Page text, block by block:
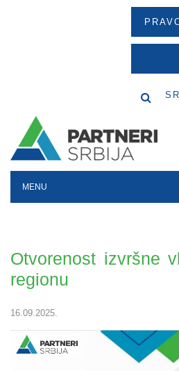
SR
MENU
Otvorenost izvršne
regionu
16.09.2025.